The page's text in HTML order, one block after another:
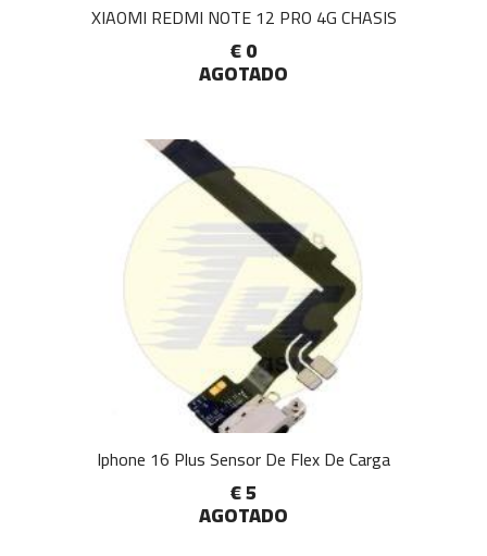
XIAOMI REDMI NOTE 12 PRO 4G CHASIS
€ 0
AGOTADO
Iphone 16 Plus Sensor De Flex De Carga
€ 5
AGOTADO